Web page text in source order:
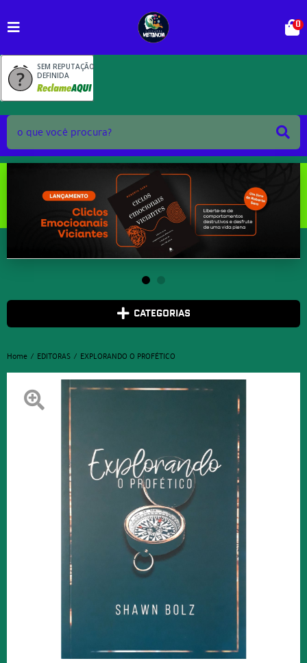
SEM REPUTAÇÃO
DEFINIDA
0
CATEGORIAS
Home EDITORAS EXPLORANDO O PROFÉTICO